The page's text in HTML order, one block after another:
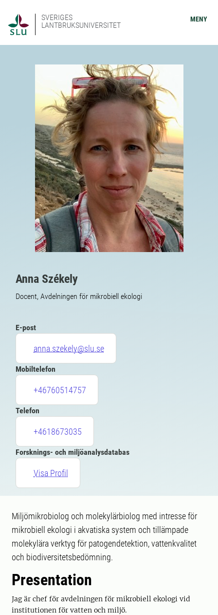
SVERIGES
LANTBRUKSUNIVERSITET
MENY
Anna Székely
Docent, Avdelningen för mikrobiell ekologi
E-post
anna.szekely@slu.se
Mobiltelefon
+46760514757
Telefon
+4618673035
Forsknings- och miljöanalysdatabas
Visa Profil
Miljömikrobiolog och molekylärbiolog med intresse för
mikrobiell ekologi i akvatiska system och tillämpade
molekylära verktyg för patogendetektion, vattenkvalitet
och biodiversitetsbedömning.
Presentation
Jag är chef för avdelningen för mikrobiell ekologi vid
institutionen för vatten och miljö.